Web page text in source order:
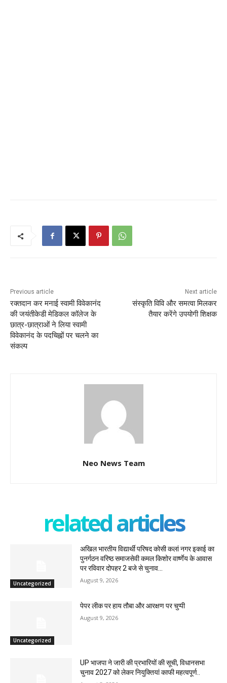
Previous article
रक्तदान कर मनाई स्वामी विवेकानंद
की जयंतीकेडी मेडिकल कॉलेज के
छात्र-छात्राओं ने लिया स्वामी
विवेकानंद के पदचिह्नों पर चलने का
संकल्प
Next article
संस्कृति विवि और समत्वा मिलकर
तैयार करेंगे उपयोगी शिक्षक
Neo News Team
related articles
Uncategorized
अखिल भारतीय विद्यार्थी परिषद कोसी कलां नगर इकाई का
पुनर्गठन वरिष्ठ समाजसेवी कमल किशोर वार्ष्णेय के आवास
पर रविवार दोपहर 2 बजे से चुनाव...
August 9, 2026
Uncategorized
पेपर लीक पर हाय तौबा और आरक्षण पर चुप्पी
August 9, 2026
UP भाजपा ने जारी की प्रभारियों की सूची, विधानसभा
चुनाव 2027 को लेकर नियुक्तियां काफी महत्वपूर्ण..